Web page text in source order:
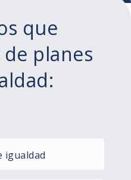
que
planes
igualdad​